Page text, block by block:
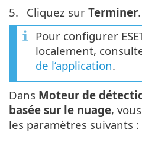
5.
Cliquez sur Terminer.
Pour configurer
localement,
de l’application.
Dans Moteur de
basée sur le nuage,
les paramètres suivants :